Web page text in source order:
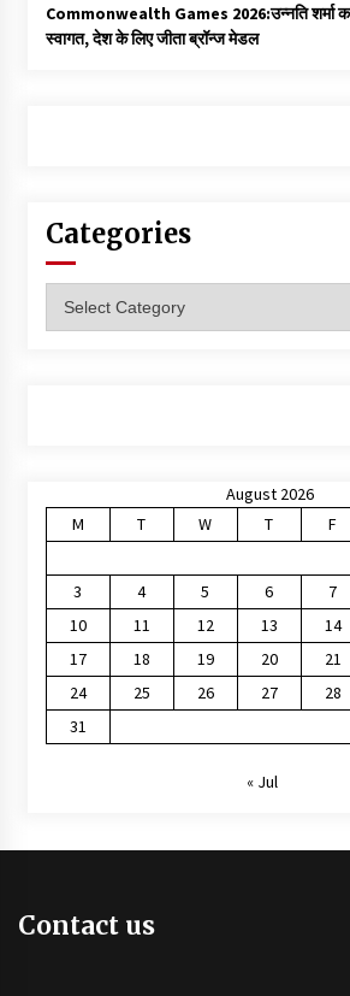
Commonwealth Games 2026:उन्नति शर्मा
स्वागत, देश के लिए जीता ब्रॉन्ज मेडल
Categories
August 2026
M
T W T F
3
4 5 6 7
10
11 12 13 14
17
18 19 20 21
24
25 26 27 28
31
« Jul
Contact us